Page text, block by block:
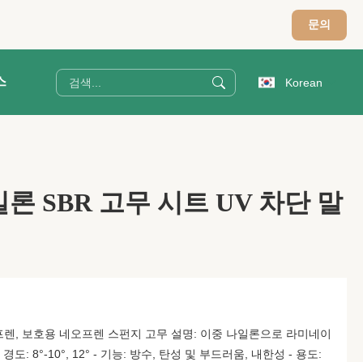
문의
Korean
론 SBR 고무 시트 UV 차단 말
, 보호용 네오프렌 스펀지 고무 설명: 이중 나일론으로 라미네이
도: 8°-10°, 12° - 기능: 방수, 탄성 및 부드러움, 내한성 - 용도: